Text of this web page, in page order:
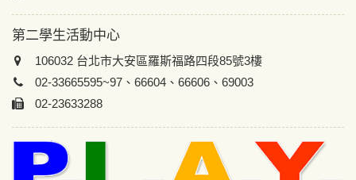
第二學生活動中心
106032 台北市大安區羅斯福路四段85號3樓
02-33665595~97、66604、66606、69003
02-23633288